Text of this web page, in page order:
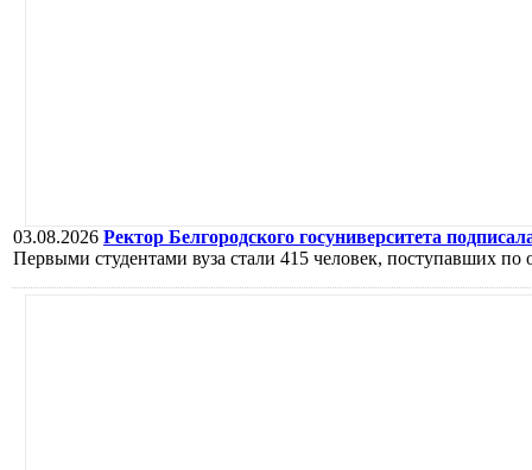
03.08.2026 Ректор Белгородского госуниверситета
Первыми студентами вуза стали 415 человек, поступавших